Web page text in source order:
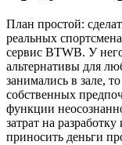
План простой:
реальных
сервис BTWB. У
альтернативы для
занимались в зале,
собственных
функции
затрат на
приносить деньги